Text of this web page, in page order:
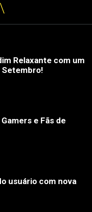
Relaxante com um
Setembro!
e Fãs de
usuário com nova